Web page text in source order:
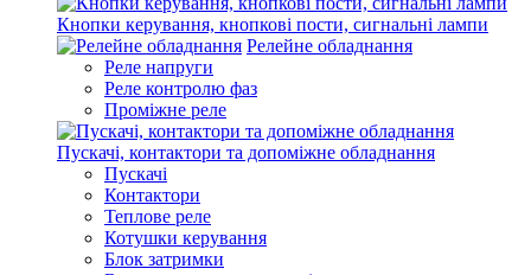
Кнопки керування, кнопкові пости, сигнальні лампи
Релейне обладнання
Реле напруги
Реле контролю фаз
Проміжне реле
Пускачі, контактори та допоміжне обладнання
Пускачі
Контактори
Теплове реле
Котушки керування
Блок затримки